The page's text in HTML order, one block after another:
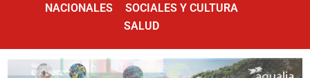
NACIONALES
SOCIALES Y CULTURA
SALUD